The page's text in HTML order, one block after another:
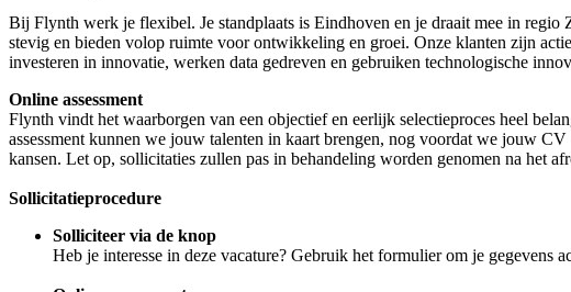
Bij Flynth werk je flexibel. Je standplaats is Eindhoven en je draait mee in
stevig en bieden volop ruimte voor ontwikkeling en groei. Onze klanten zijn
investeren in innovatie, werken data gedreven en gebruiken technologische
Online assessment
Flynth vindt het waarborgen van een objectief en eerlijk selectieproces heel
assessment kunnen we jouw talenten in kaart brengen, nog voordat we jouw
kansen. Let op, sollicitaties zullen pas in behandeling worden genomen na het
Sollicitatieprocedure
Solliciteer via de knop
Heb je interesse in deze vacature? Gebruik het formulier om je gegevens